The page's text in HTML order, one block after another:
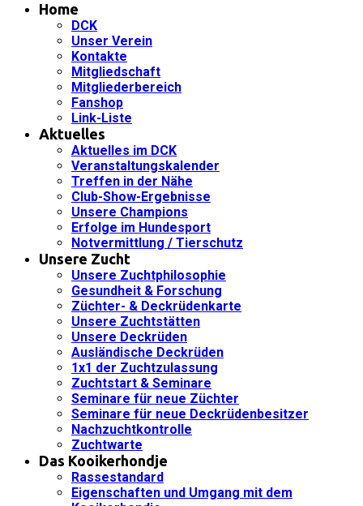
Home
DCK
Unser Verein
Kontakte
Mitgliedschaft
Mitgliederbereich
Fanshop
Link-Liste
Aktuelles
Aktuelles im DCK
Veranstaltungskalender
Treffen in der Nähe
Club-Show-Ergebnisse
Unsere Champions
Erfolge im Hundesport
Notvermittlung / Tierschutz
Unsere Zucht
Unsere Zuchtphilosophie
Gesundheit & Forschung
Züchter- & Deckrüdenkarte
Unsere Zuchtstätten
Unsere Deckrüden
Ausländische Deckrüden
1x1 der Zuchtzulassung
Zuchtstart & Seminare
Seminare für neue Züchter
Seminare für neue Deckrüdenbesitzer
Nachzuchtkontrolle
Zuchtwarte
Das Kooikerhondje
Rassestandard
Eigenschaften und Umgang mit dem